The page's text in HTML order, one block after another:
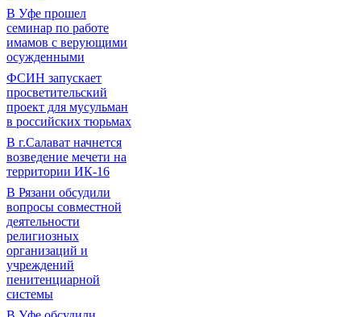
В Уфе прошел
семинар по работе
имамов с верующими
осужденными
ФСИН запускает
просветительский
проект для мусульман
в российских тюрьмах
В г.Салават начнется
возведение мечети на
территории ИК-16
В Рязани обсудили
вопросы совместной
деятельности
религиозных
организаций и
учреждений
пенитенциарной
системы